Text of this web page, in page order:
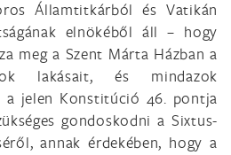
Államtitkárból és Vatikán
elnökéből áll – hogy
meg a Szent Márta Házban a
lakásait, és mindazok
a jelen Konstitúció 46. pontja
gondoskodni a Sixtus-
annak érdekében, hogy a